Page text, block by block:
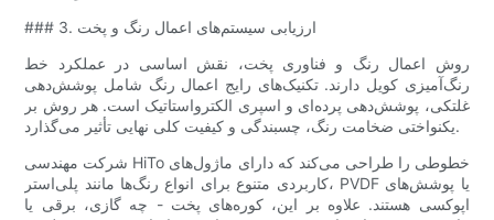
### 3. ارزیابی سیستم‌های اعمال رنگ و پخت
روش اعمال رنگ و فناوری پخت، نقش اساسی در عملکرد خط
رنگ‌آمیزی کویل دارند. تکنیک‌های رایج اعمال رنگ شامل پوشش‌دهی
غلتکی، پوشش‌دهی پرده‌ای و اسپری الکترواستاتیک است. هر روش بر
یکنواختی ضخامت رنگ، چسبندگی و کیفیت کلی نهایی تأثیر می‌گذارد.
شرکت مهندسی HiTo خطوطی را طراحی می‌کند که دارای ماژول‌های
کاربردی متنوع برای انواع رنگ‌ها مانند پلی‌استر، PVDF یا پوشش‌های
اپوکسی هستند. علاوه بر این، کوره‌های پخت - چه گازی، برقی یا